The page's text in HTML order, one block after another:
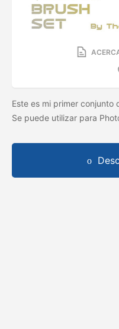
Este es mi primer conjunto
Se puede utilizar para